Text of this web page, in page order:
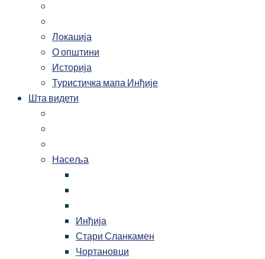
Локација
О општини
Историја
Туристичка мапа Инђије
Шта видети
Насеља
Инђија
Стари Сланкамен
Чортановци